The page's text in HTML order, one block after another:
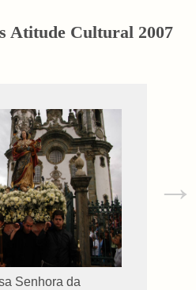
Atitude Cultural 2007
Senhora da
→